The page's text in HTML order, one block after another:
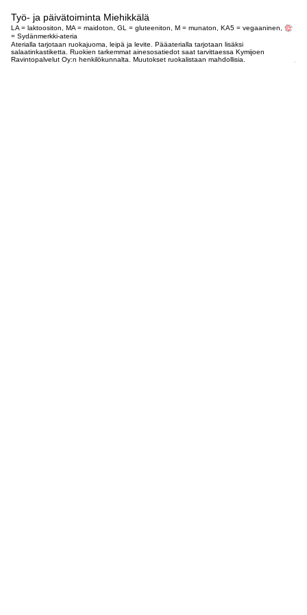
Työ- ja päivätoiminta Miehikkälä
LA = laktoositon, MA = maidoton, GL = gluteeniton, M = munaton, KA5 = vegaaninen,
= Sydänmerkki-ateria
Aterialla tarjotaan ruokajuoma, leipä ja levite. Pääaterialla tarjotaan lisäksi
salaatinkastiketta. Ruokien tarkemmat ainesosatiedot saat tarvittaessa Kymijoen
Ravintopalvelut Oy:n henkilökunnalta. Muutokset ruokalistaan mahdollisia.